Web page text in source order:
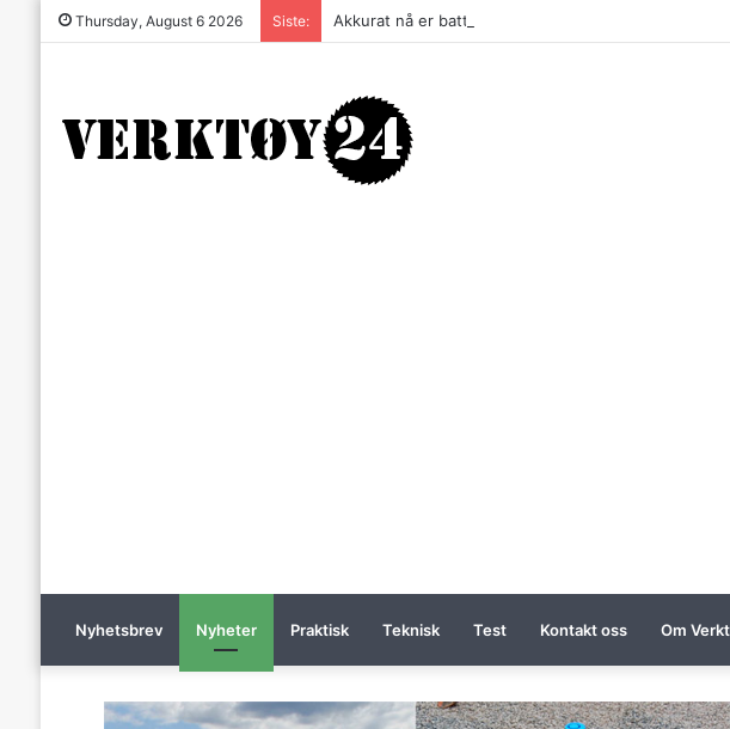
Thursday, August 6 2026 Siste: Akkurat nå er batteri-bordsaga til Festool billigere
Nyhetsbrev Nyheter Praktisk Teknisk Test Kontakt oss Om